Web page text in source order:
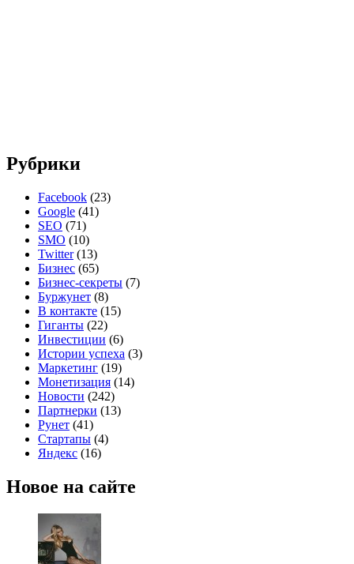
Рубрики
Facebook (23)
Google (41)
SEO (71)
SMO (10)
Twitter(13)
Бизнес (65)
Бизнес-секреты (7)
Буржунет (8)
В контакте (15)
Гиганты (22)
Инвестиции (6)
Истории успеха (3)
Маркетинг (19)
Монетизация (14)
Новости (242)
Партнерки (13)
Рунет (41)
Стартапы (4)
Яндекс (16)
Новое на сайте